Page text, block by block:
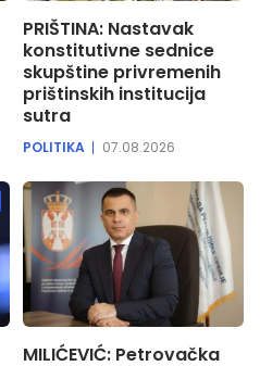
PRIŠTINA: Nastavak
konstitutivne sednice
skupštine privremenih
prištinskih institucija
sutra
POLITIKA 07.08.2026
MILIĆEVIĆ: Petrovačka